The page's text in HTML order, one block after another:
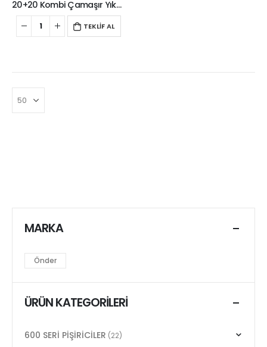
20+20 Kombi Çamaşır Yıkama Sıkma Kurutma Makinesi
TEKLİF AL
MARKA
Önder
ÜRÜN KATEGORILERI
600 SERİ PİŞİRİCİLER (22)